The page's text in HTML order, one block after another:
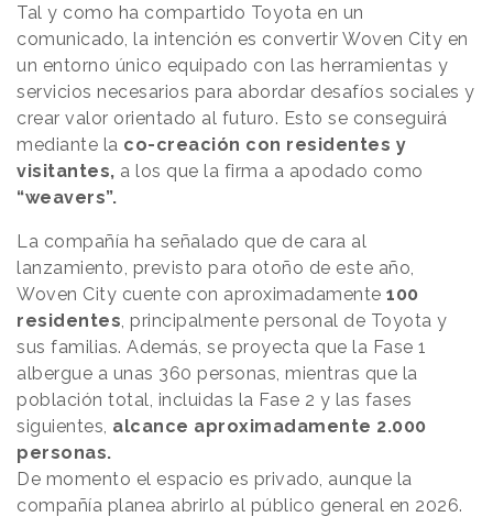
Tal y como ha compartido Toyota en un
comunicado, la intención es convertir Woven City en
un entorno único equipado con las herramientas y
servicios necesarios para abordar desafíos sociales y
crear valor orientado al futuro. Esto se conseguirá
mediante la co-creación con residentes y
visitantes, a los que la firma a apodado como
“weavers”.
La compañía ha señalado que de cara al
lanzamiento, previsto para otoño de este año,
Woven City cuente con aproximadamente 100
residentes , principalmente personal de Toyota y
sus familias. Además, se proyecta que la Fase 1
albergue a unas 360 personas, mientras que la
población total, incluidas la Fase 2 y las fases
siguientes, alcance aproximadamente 2.000
personas.
De momento el espacio es privado, aunque la
compañía planea abrirlo al público general en 2026.